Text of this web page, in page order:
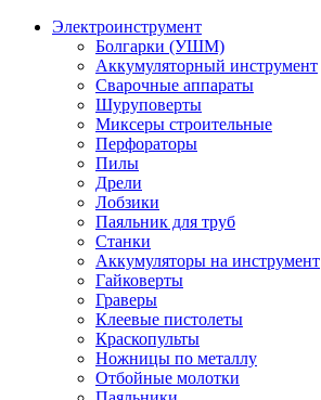
Электроинструмент
Болгарки (УШМ)
Аккумуляторный инструмент
Сварочные аппараты
Шуруповерты
Миксеры строительные
Перфораторы
Пилы
Дрели
Лобзики
Паяльник для труб
Станки
Аккумуляторы на инструмент
Гайковерты
Граверы
Клеевые пистолеты
Краскопульты
Ножницы по металлу
Отбойные молотки